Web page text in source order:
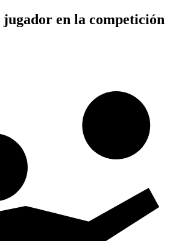
jugador en la competición